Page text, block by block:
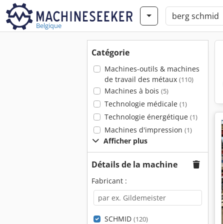
Belgique
Catégorie
Machines-outils & machines
de travail des métaux (110)
Machines à bois (5)
Technologie médicale (1)
Technologie énergétique (1)
Machines d'impression (1)
Afficher plus
Détails de la machine
Fabricant :
SCHMID (120)